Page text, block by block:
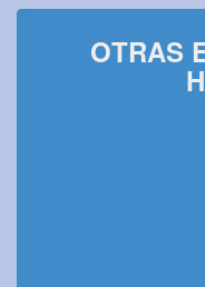
OTRAS